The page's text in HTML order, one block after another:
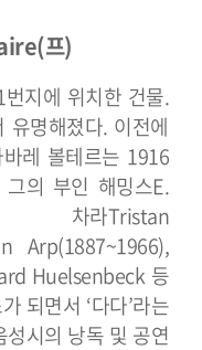
프)
지에 위치한 건물.
유명해졌다. 이전에
레 볼테르는 1916
의 부인 해밍스E.
차라Tristan
Arp(1887~1966),
Huelsenbeck 등
되면서 ‘다다’라는
시의 낭독 및 공연